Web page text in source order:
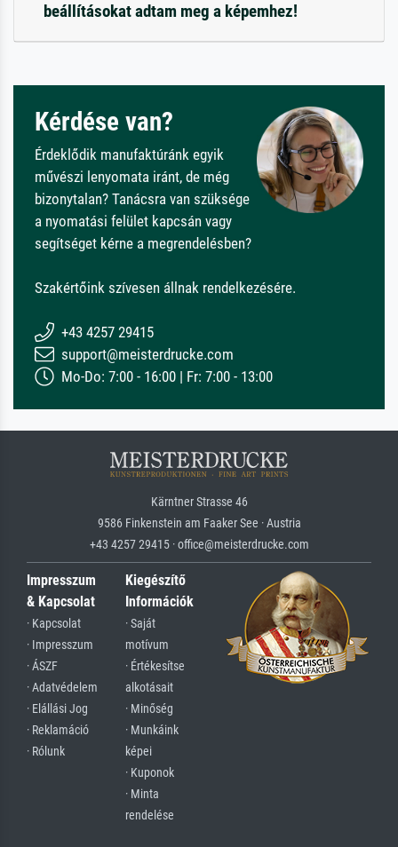
beállításokat adtam meg a képemhez!
Kérdése van?
Érdeklődik manufaktúránk egyik
művészi lenyomata iránt, de még
bizonytalan? Tanácsra van szüksége
a nyomatási felület kapcsán vagy
segítséget kérne a megrendelésben?
Szakértőink szívesen állnak rendelkezésére.
+43 4257 29415
support@meisterdrucke.com
Mo-Do: 7:00 - 16:00 | Fr: 7:00 - 13:00
Kärntner Strasse 46
9586 Finkenstein am Faaker See · Austria
+43 4257 29415 · office@meisterdrucke.com
Impresszum
& Kapcsolat
· Kapcsolat
· Impresszum
· ÁSZF
· Adatvédelem
· Elállási Jog
· Reklamáció
· Rólunk
Kiegészítő
Információk
· Saját
motívum
· Értékesítse
alkotásait
· Minőség
· Munkáink
képei
· Kuponok
· Minta
rendelése